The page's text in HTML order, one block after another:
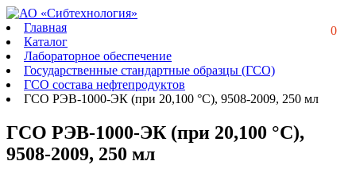
0
Главная
Каталог
Лабораторное обеспечение
Государственные стандартные образцы (ГСО)
ГСО состава нефтепродуктов
ГСО РЭВ-1000-ЭК (при 20,100 °C), 9508-2009, 250 мл
ГСО РЭВ-1000-ЭК (при 20,100 °C),
9508-2009, 250 мл